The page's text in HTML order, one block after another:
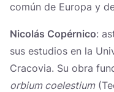
común de Europa y
Nicolás Copérnico:
sus estudios en la
Cracovia. Su obra
orbium coelestium